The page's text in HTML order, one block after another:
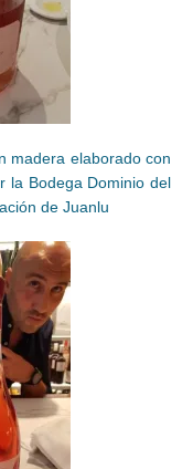
madera elaborado con
la Bodega Dominio del
de Juanlu